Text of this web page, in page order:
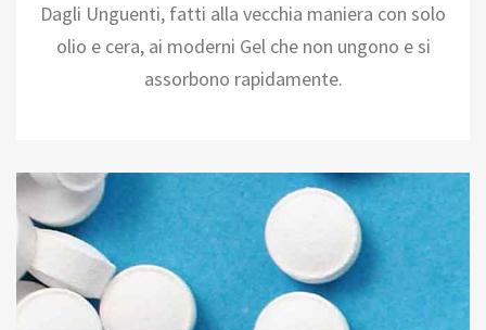
Dagli Unguenti, fatti alla vecchia maniera con solo
olio e cera, ai moderni Gel che non ungono e si
assorbono rapidamente.